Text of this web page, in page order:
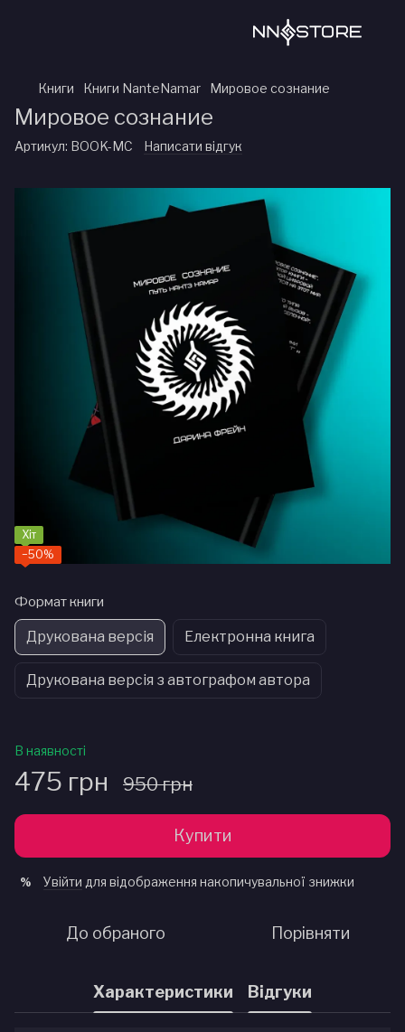
Книги Книги NanteNamar Мировое сознание
Мировое сознание
Артикул: BOOK-MC Написати відгук
Хіт
−50%
Формат книги
Друкована версія Електронна книга
Друкована версія з автографом автора
В наявності
475 грн 950 грн
Купити
% Увійти для відображення накопичувальної знижки
До обраного Порівняти
Характеристики Відгуки